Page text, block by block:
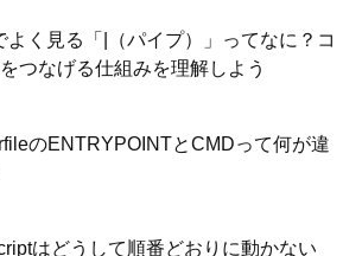
よく見る「|（パイプ）」ってなに？コ
つなげる仕組みを理解しよう
のENTRYPOINTとCMDって何が違
はどうして順番どおりに動かない